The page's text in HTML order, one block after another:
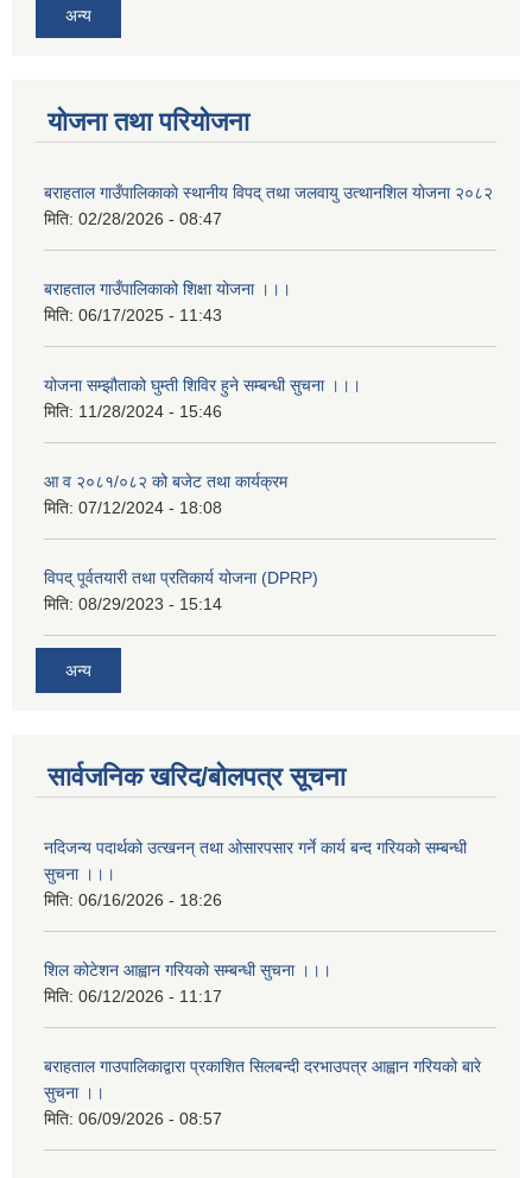
अन्य
योजना तथा परियोजना
बराहताल गाउँपालिकाकाे स्थानीय विपद् तथा जलवायु उत्थानशिल याेजना २०८२
मिति: 02/28/2026 - 08:47
बराहताल गाउँपालिकाको शिक्षा योजना ।।।
मिति: 06/17/2025 - 11:43
योजना सम्झौताको घुम्ती शिविर हुने सम्बन्धी सुचना ।।।
मिति: 11/28/2024 - 15:46
आ व २०८१/०८२ को बजेट तथा कार्यक्रम
मिति: 07/12/2024 - 18:08
विपद् पूर्वतयारी तथा प्रतिकार्य योजना (DPRP)
मिति: 08/29/2023 - 15:14
अन्य
सार्वजनिक खरिद/बोलपत्र सूचना
नदिजन्य पदार्थको उत्खनन् तथा ओसारपसार गर्ने कार्य बन्द गरियको सम्बन्धी
सुचना ।।।
मिति: 06/16/2026 - 18:26
शिल कोटेशन आह्वान गरियको सम्बन्धी सुचना ।।।
मिति: 06/12/2026 - 11:17
बराहताल गाउपालिकाद्वारा प्रकाशित सिलबन्दी दरभाउपत्र आह्वान गरियको बारे
सुचना ।।
मिति: 06/09/2026 - 08:57